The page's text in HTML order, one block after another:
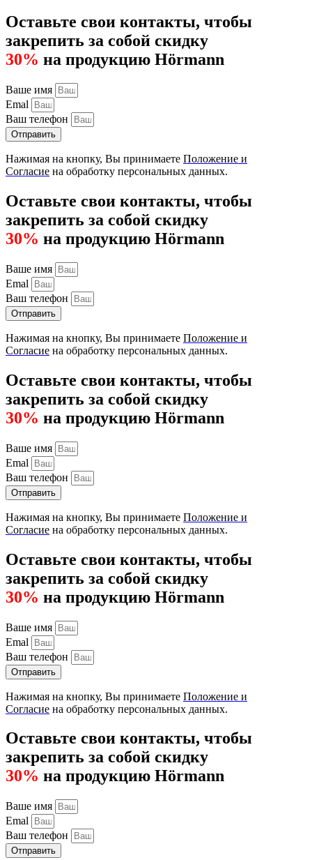
Оставьте свои контакты, чтобы
закрепить за собой скидку
30% на продукцию Hörmann
Ваше имя
Emal
Ваш телефон
Отправить
Нажимая на кнопку, Вы принимаете Положение и
Согласие на обработку персональных данных.
Оставьте свои контакты, чтобы
закрепить за собой скидку
30% на продукцию Hörmann
Ваше имя
Emal
Ваш телефон
Отправить
Нажимая на кнопку, Вы принимаете Положение и
Согласие на обработку персональных данных.
Оставьте свои контакты, чтобы
закрепить за собой скидку
30% на продукцию Hörmann
Ваше имя
Emal
Ваш телефон
Отправить
Нажимая на кнопку, Вы принимаете Положение и
Согласие на обработку персональных данных.
Оставьте свои контакты, чтобы
закрепить за собой скидку
30% на продукцию Hörmann
Ваше имя
Emal
Ваш телефон
Отправить
Нажимая на кнопку, Вы принимаете Положение и
Согласие на обработку персональных данных.
Оставьте свои контакты, чтобы
закрепить за собой скидку
30% на продукцию Hörmann
Ваше имя
Emal
Ваш телефон
Отправить